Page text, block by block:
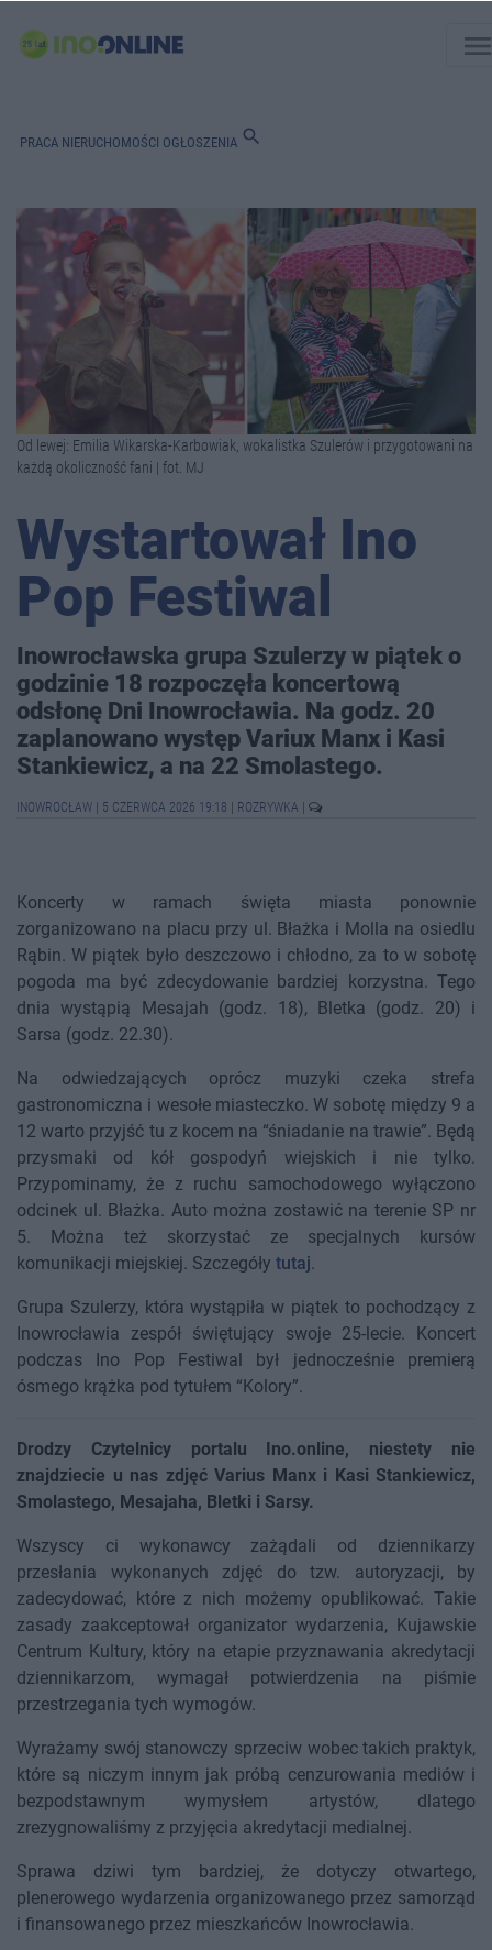
PRACA NIERUCHOMOŚCI OGŁOSZENIA search
Od lewej: Emilia Wikarska-Karbowiak, wokalistka Szulerów i przygotowani na
każdą okoliczność fani | fot. MJ
Wystartował Ino
Pop Festiwal
Inowrocławska grupa Szulerzy w piątek o
godzinie 18 rozpoczęła koncertową
odsłonę Dni Inowrocławia. Na godz. 20
zaplanowano występ Variux Manx i Kasi
Stankiewicz, a na 22 Smolastego.
INOWROCŁAW 5 CZERWCA 2026 19:18 ROZRYWKA
Koncerty w ramach święta miasta ponownie
zorganizowano na placu przy ul. Błażka i Molla na osiedlu
Rąbin. W piątek było deszczowo i chłodno, za to w sobotę
pogoda ma być zdecydowanie bardziej korzystna. Tego
dnia wystąpią Mesajah (godz. 18), Bletka (godz. 20) i
Sarsa (godz. 22.30).
Na odwiedzających oprócz muzyki czeka strefa
gastronomiczna i wesołe miasteczko. W sobotę między 9 a
12 warto przyjść tu z kocem na “śniadanie na trawie”. Będą
przysmaki od kół gospodyń wiejskich i nie tylko.
Przypominamy, że z ruchu samochodowego wyłączono
odcinek ul. Błażka. Auto można zostawić na terenie SP nr
5. Można też skorzystać ze specjalnych kursów
komunikacji miejskiej. Szczegóły tutaj.
Grupa Szulerzy, która wystąpiła w piątek to pochodzący z
Inowrocławia zespół świętujący swoje 25-lecie. Koncert
podczas Ino Pop Festiwal był jednocześnie premierą
ósmego krążka pod tytułem “Kolory”.
Drodzy Czytelnicy portalu Ino.online, niestety nie
znajdziecie u nas zdjęć Varius Manx i Kasi Stankiewicz,
Smolastego, Mesajaha, Bletki i Sarsy.
Wszyscy ci wykonawcy zażądali od dziennikarzy
przesłania wykonanych zdjęć do tzw. autoryzacji, by
zadecydować, które z nich możemy opublikować. Takie
zasady zaakceptował organizator wydarzenia, Kujawskie
Centrum Kultury, który na etapie przyznawania akredytacji
dziennikarzom, wymagał potwierdzenia na piśmie
przestrzegania tych wymogów.
Wyrażamy swój stanowczy sprzeciw wobec takich praktyk,
które są niczym innym jak próbą cenzurowania mediów i
bezpodstawnym wymysłem artystów, dlatego
zrezygnowaliśmy z przyjęcia akredytacji medialnej.
Sprawa dziwi tym bardziej, że dotyczy otwartego,
plenerowego wydarzenia organizowanego przez samorząd
i finansowanego przez mieszkańców Inowrocławia.